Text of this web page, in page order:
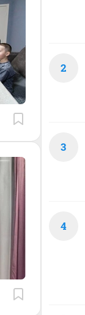
2
3
4